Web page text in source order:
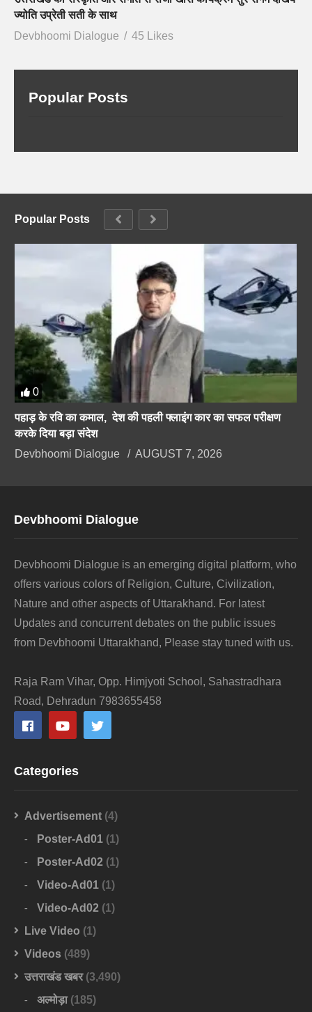
ज्योति उप्रेती सती के साथ
Devbhoomi Dialogue
45 Likes
Popular Posts
Popular Posts
0
पहाड़ के रवि का कमाल, देश की पहली फ्लाइंग कार का सफल परीक्षण
करके दिया बड़ा संदेश
Devbhoomi Dialogue
AUGUST 7, 2026
Devbhoomi Dialogue
Devbhoomi Dialogue is an emerging digital platform, who
offers various colors of Religion, Culture, Civilization,
Nature and other aspects of Uttarakhand. For latest
Updates and concurrent debates on the public issues
from Devbhoomi Uttarakhand, Please stay tuned with us.
Raja Ram Vihar, Opp. Himjyoti School, Sahastradhara
Road, Dehradun 7983655458
Categories
Advertisement (4)
Poster-Ad01 (1)
Poster-Ad02 (1)
Video-Ad01 (1)
Video-Ad02 (1)
Live Video (1)
Videos (489)
उत्तराखंड खबर(3,490)
अल्मोड़ा(185)